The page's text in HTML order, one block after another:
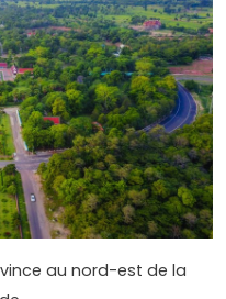
au nord-est de la